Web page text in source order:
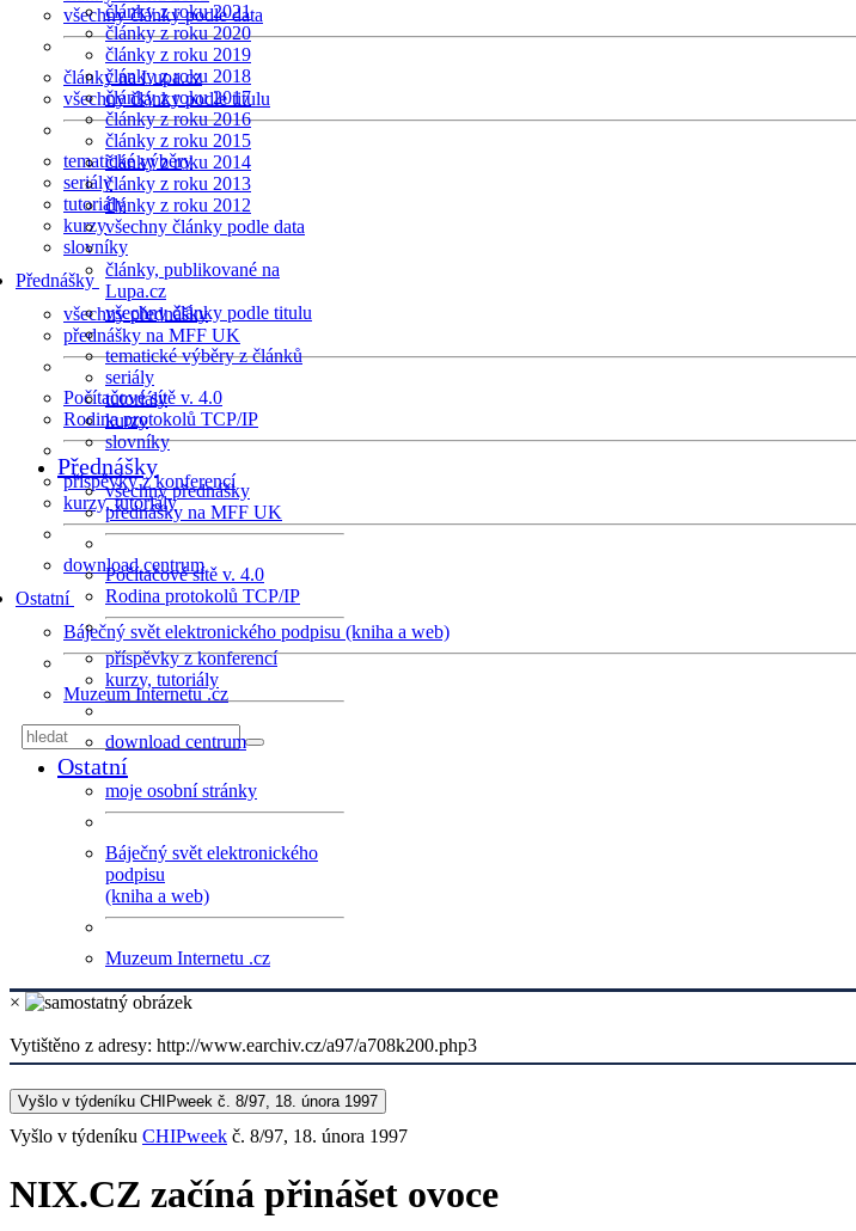
všechny články podle data
články na Lupa.cz
všechny články podle titulu
tematické výběry
seriály
tutoriály
kurzy
slovníky
Přednášky
všechny přednášky
přednášky na MFF UK
Počítačové sítě v. 4.0
Rodina protokolů TCP/IP
příspěvky z konferencí
kurzy, tutoriály
download centrum
Ostatní
Báječný svět elektronického podpisu (kniha a web)
Muzeum Internetu .cz
články z roku 2021
články z roku 2020
články z roku 2019
články z roku 2018
články z roku 2017
články z roku 2016
články z roku 2015
články z roku 2014
články z roku 2013
články z roku 2012
všechny články podle data
články, publikované na
Lupa.cz
všechny články podle titulu
tematické výběry z článků
seriály
tutoriály
kurzy
slovníky
Přednášky
všechny přednášky
přednášky na MFF UK
Počítačové sítě v. 4.0
Rodina protokolů TCP/IP
příspěvky z konferencí
kurzy, tutoriály
download centrum
Ostatní
moje osobní stránky
Báječný svět elektronického
podpisu
(kniha a web)
Muzeum Internetu .cz
×
Vytištěno z adresy: http://www.earchiv.cz/a97/a708k200.php3
Vyšlo v týdeníku CHIPweek č. 8/97, 18. února 1997
Vyšlo v týdeníku CHIPweek č. 8/97, 18. února 1997
NIX.CZ začíná přinášet ovoce